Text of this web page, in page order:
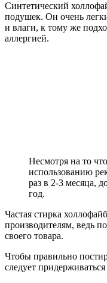
Синтетический
подушек. Он очень
и влаги, к тому же
аллергией.
Несмотря на то
использованию
раз в 2-3 месяца,
год.
Частая стирка
производителям, ведь
своего товара.
Чтобы правильно
следует